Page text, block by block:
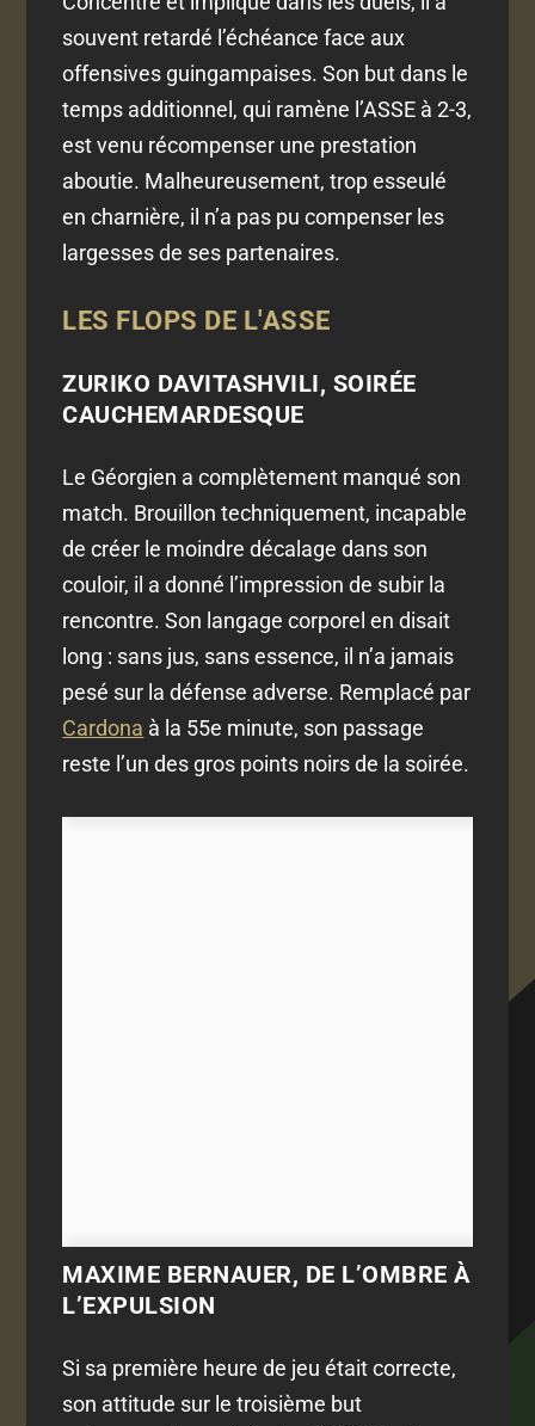
souvent retardé l’échéance face aux
offensives guingampaises. Son but dans le
temps additionnel, qui ramène l’ASSE à 2-3,
est venu récompenser une prestation
aboutie. Malheureusement, trop esseulé
en charnière, il n’a pas pu compenser les
largesses de ses partenaires.
LES FLOPS DE L'ASSE
ZURIKO DAVITASHVILI, SOIRÉE
CAUCHEMARDESQUE
Le Géorgien a complètement manqué son
match. Brouillon techniquement, incapable
de créer le moindre décalage dans son
couloir, il a donné l’impression de subir la
rencontre. Son langage corporel en disait
long : sans jus, sans essence, il n’a jamais
pesé sur la défense adverse. Remplacé par
Cardona à la 55e minute, son passage
reste l’un des gros points noirs de la soirée.
MAXIME BERNAUER, DE L’OMBRE À
L’EXPULSION
Si sa première heure de jeu était correcte,
son attitude sur le troisième but